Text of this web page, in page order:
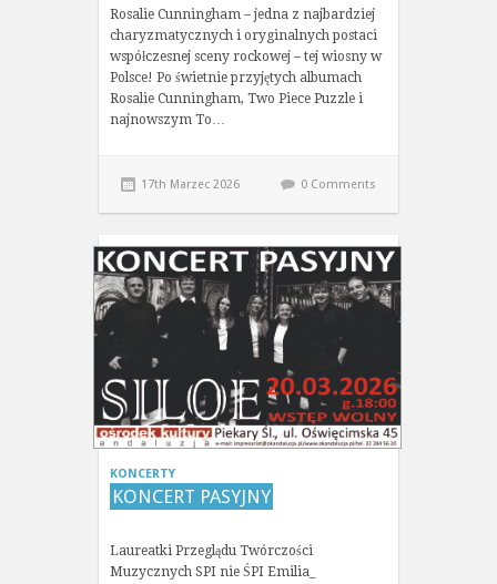
Rosalie Cunningham – jedna z najbardziej
charyzmatycznych i oryginalnych postaci
współczesnej sceny rockowej – tej wiosny w
Polsce! Po świetnie przyjętych albumach
Rosalie Cunningham, Two Piece Puzzle i
najnowszym To…
17th Marzec 2026 0 Comments
KONCERTY
KONCERT PASYJNY
Laureatki Przeglądu Twórczości
Muzycznych SPI nie ŚPI Emilia_